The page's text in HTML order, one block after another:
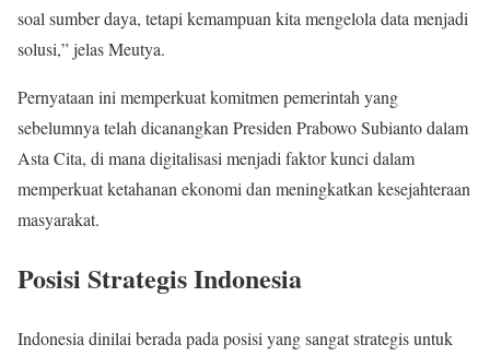
soal sumber daya, tetapi kemampuan kita mengelola data menjadi
solusi,” jelas Meutya.
Pernyataan ini memperkuat komitmen pemerintah yang
sebelumnya telah dicanangkan Presiden Prabowo Subianto dalam
Asta Cita, di mana digitalisasi menjadi faktor kunci dalam
memperkuat ketahanan ekonomi dan meningkatkan kesejahteraan
masyarakat.
Posisi Strategis Indonesia
Indonesia dinilai berada pada posisi yang sangat strategis untuk